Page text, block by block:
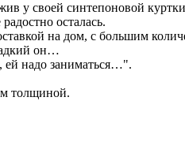
у своей синтепоновой
осталась.
на дом, с большим
он…
надо заниматься…".
толщиной.